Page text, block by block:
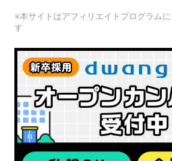
※本サイトはアフィリエイトプログラム
す